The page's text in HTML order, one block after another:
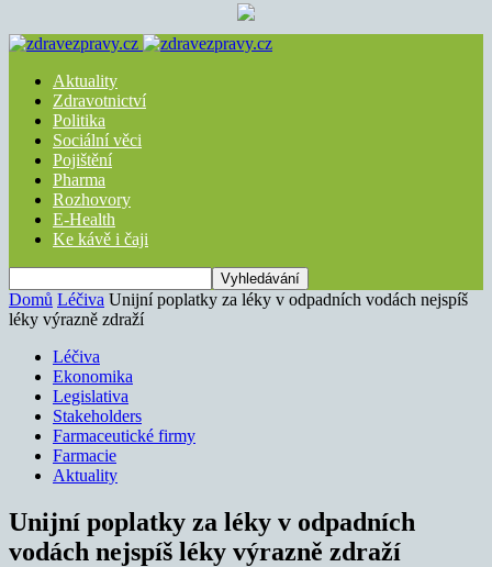
Aktuality
Zdravotnictví
Politika
Sociální věci
Pojištění
Pharma
Rozhovory
E-Health
Ke kávě i čaji
Domů Léčiva Unijní poplatky za léky v odpadních vodách nejspíš
léky výrazně zdraží
Léčiva
Ekonomika
Legislativa
Stakeholders
Farmaceutické firmy
Farmacie
Aktuality
Unijní poplatky za léky v odpadních
vodách nejspíš léky výrazně zdraží